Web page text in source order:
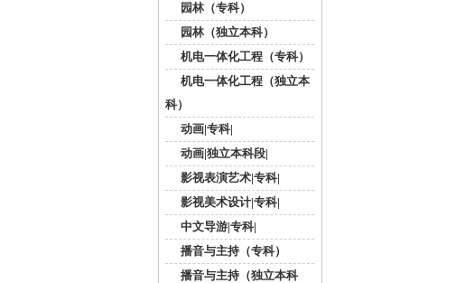
园林（专科）
园林（独立本科）
机电一体化工程（专科）
机电一体化工程（独立本
科）
动画|专科|
动画|独立本科段|
影视表演艺术|专科|
影视美术设计|专科|
中文导游|专科|
播音与主持（专科）
播音与主持（独立本科